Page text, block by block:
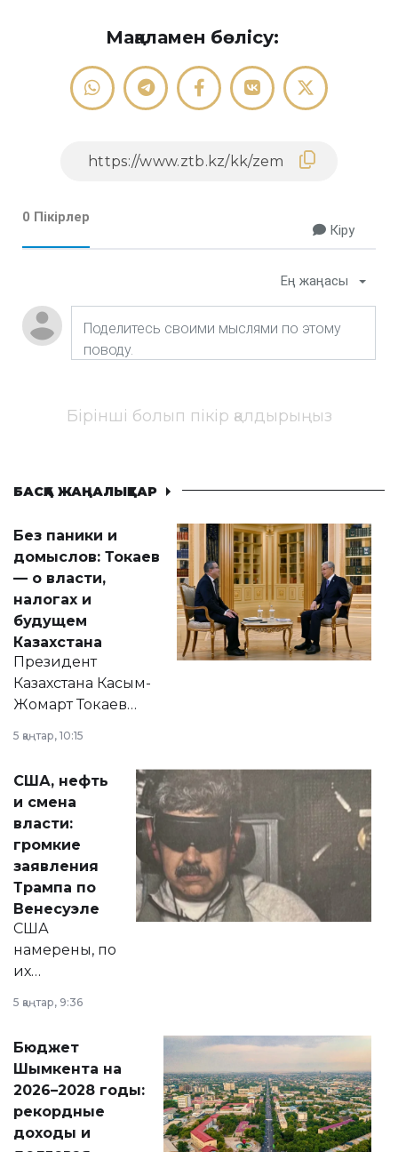
Мақаламен бөлісу:
0 Пікірлер
Кіру
Ең жаңасы
Бірінші болып пікір қалдырыңыз
БАСҚА ЖАҢАЛЫҚТАР
Без паники и
домыслов: Токаев
— о власти,
налогах и
будущем
Казахстана
Президент
Казахстана Касым-
Жомарт Токаев
сразу несколько
актуальных тем —
от слухов о
политических
реформах до
вопросов армии,
экономики и
личного здоровья.
5 қаңтар, 10:15
США, нефть
и смена
власти:
громкие
заявления
Трампа по
Венесуэле
США
намерены, по
их
принести
народу
Венесуэлы.
5 қаңтар, 9:36
Бюджет
Шымкента на
2026–2028 годы:
рекордные
доходы и